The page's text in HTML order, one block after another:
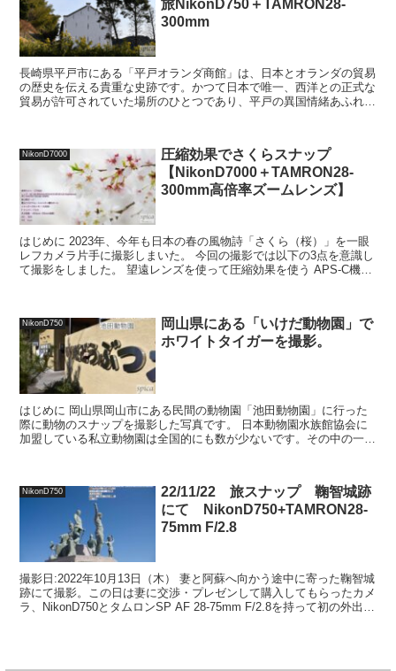
旅NikonD750＋TAMRON28-
300mm
長崎県平戸市にある「平戸オランダ商館」は、日本とオランダの貿易
の歴史を伝える貴重な史跡です。かつて日本で唯一、西洋との正式な
貿易が許可されていた場所のひとつであり、平戸の異国情緒あふれる
NikonD7000
圧縮効果でさくらスナップ
【NikonD7000＋TAMRON28-
300mm高倍率ズームレンズ】
はじめに 2023年、今年も日本の春の風物詩「さくら（桜）」を一眼
レフカメラ片手に撮影しまいた。 今回の撮影では以下の3点を意識し
て撮影をしました。 望遠レンズを使って圧縮効果を使う APS-C機を
NikonD750
岡山県にある「いけだ動物園」で
ホワイトタイガーを撮影。
はじめに 岡山県岡山市にある民間の動物園「池田動物園」に行った
際に動物のスナップを撮影した写真です。 日本動物園水族館協会に
加盟している私立動物園は全国的にも数が少ないです。その中の一つ
NikonD750
22/11/22 旅スナップ 鞠智城跡
にて NikonD750+TAMRON28-
75mm F/2.8
撮影日:2022年10月13日（木） 妻と阿蘇へ向かう途中に寄った鞠智城
跡にて撮影。この日は妻に交渉・プレゼンして購入してもらったカメ
ラ、NikonD750とタムロンSP AF 28-75mm F/2.8を持って初の外出と